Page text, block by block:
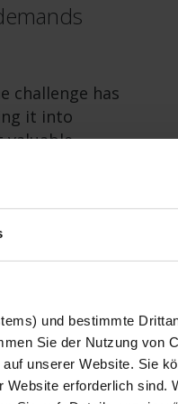
und bestimmte
Sie der Nutzung von
unserer Website. Sie
erforderlich sind.
challenge has
it into
valuable
modern
often forces
more
customer